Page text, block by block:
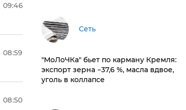
09:46
08:59
08:50
Сеть
​"МоЛоЧКа" бьет по карману Кремля:
экспорт зерна −37,6 %, масла вдвое,
уголь в коллапсе